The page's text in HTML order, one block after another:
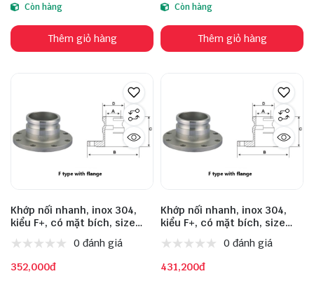
Còn hàng
Thêm giỏ hàng
Còn hàng
Thêm giỏ hàng
Khớp nối nhanh, inox 304,
kiểu F+, có mặt bích, size
0 đánh giá
352,000đ
Khớp nối nhanh, inox 304,
kiểu F+, có mặt bích, size
0 đánh giá
431,200đ